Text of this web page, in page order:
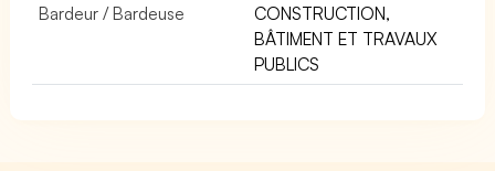
Bardeur / Bardeuse
CONSTRUCTION,
BÂTIMENT ET TRAVAUX
PUBLICS